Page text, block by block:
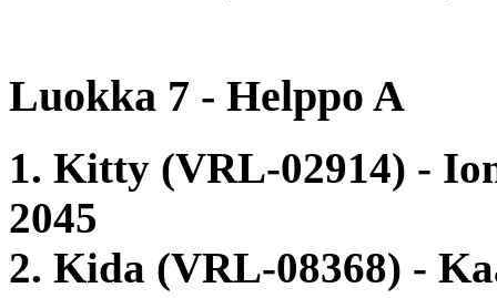
Luokka 7 - Helppo A
1. Kitty (VRL-02914) -
2045
2. Kida (VRL-08368) -